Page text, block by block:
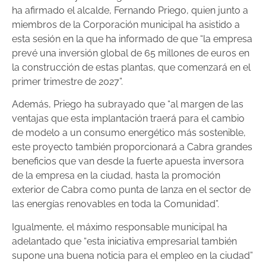
ha afirmado el alcalde, Fernando Priego, quien junto a
miembros de la Corporación municipal ha asistido a
esta sesión en la que ha informado de que “la empresa
prevé una inversión global de 65 millones de euros en
la construcción de estas plantas, que comenzará en el
primer trimestre de 2027”.
Además, Priego ha subrayado que “al margen de las
ventajas que esta implantación traerá para el cambio
de modelo a un consumo energético más sostenible,
este proyecto también proporcionará a Cabra grandes
beneficios que van desde la fuerte apuesta inversora
de la empresa en la ciudad, hasta la promoción
exterior de Cabra como punta de lanza en el sector de
las energías renovables en toda la Comunidad”.
Igualmente, el máximo responsable municipal ha
adelantado que “esta iniciativa empresarial también
supone una buena noticia para el empleo en la ciudad”